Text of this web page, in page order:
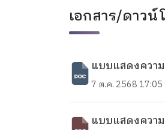
เอกสาร/ดาวน์
แบบแสดงความ
7 ต.ค. 2568 17:05
แบบแสดงความ